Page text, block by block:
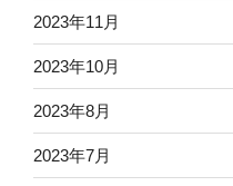
2023年11月
2023年10月
2023年8月
2023年7月